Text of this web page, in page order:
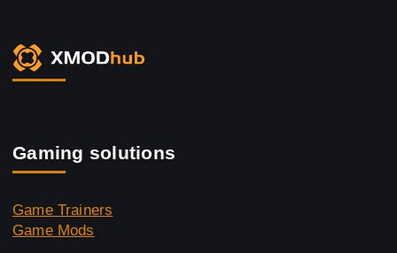
Gaming solutions
Game Trainers
Game Mods